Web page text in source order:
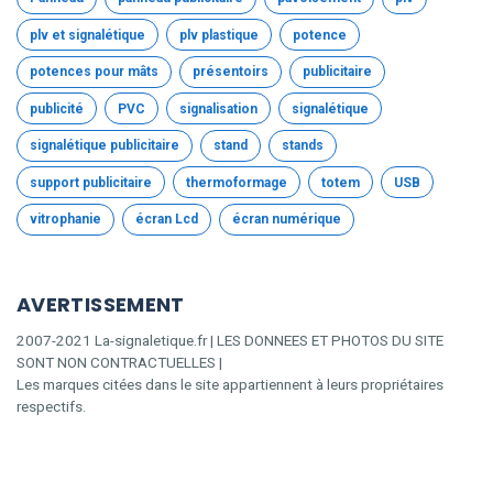
plv et signalétique plv plastique potence
potences pour mâts présentoirs publicitaire
publicité PVC signalisation signalétique
signalétique publicitaire stand stands
support publicitaire thermoformage totem USB
vitrophanie écran Lcd écran numérique
AVERTISSEMENT
2007-2021 La-signaletique.fr | LES DONNEES ET PHOTOS DU SITE
SONT NON CONTRACTUELLES |
Les marques citées dans le site appartiennent à leurs propriétaires
respectifs.